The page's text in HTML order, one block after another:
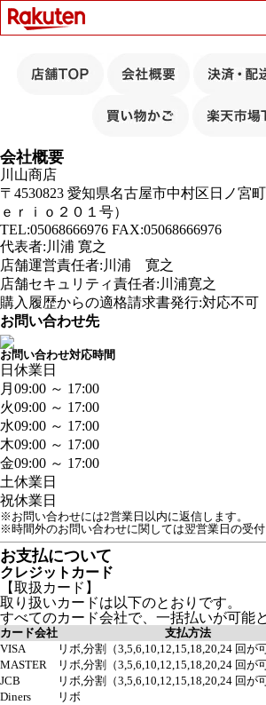
会社概要
川山商店
〒4530823 愛知県名古屋市中村区日ノ宮
ｅｒｉｏ２０１号）
TEL:05068666976 FAX:05068666976
代表者:川浦 寛之
店舗運営責任者:川浦 寛之
店舗セキュリティ責任者:川浦寛之
購入履歴からの適格請求書発行:対応不可
お問い合わせ先
お問い合わせ対応時間
日 休業日
月 09:00 ～ 17:00
火09:00 ～ 17:00
水09:00 ～ 17:00
木09:00 ～ 17:00
金09:00 ～ 17:00
土休業日
祝休業日
※お問い合わせには2営業日以内に返信します。
※時間外のお問い合わせに関しては翌営業日の受付
お支払について
クレジットカード
【取扱カード】
取り扱いカードは以下のとおりです。
すべてのカード会社で、一括払いが可能
カード会社
支払方法
VISA
リボ,分割（3,5,6,10,12,15,18,20,24 回が
MASTER
リボ,分割（3,5,6,10,12,15,18,20,24 回が
JCB
リボ,分割（3,5,6,10,12,15,18,20,24 回が
Diners
リボ